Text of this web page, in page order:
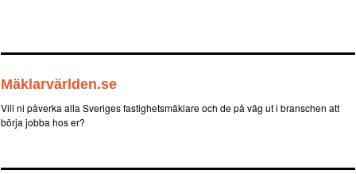
Mäklarvärlden.se
Vill ni påverka alla Sveriges fastighetsmäklare och de på väg ut i branschen att
börja jobba hos er?